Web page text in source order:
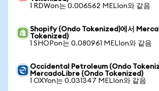
1 RDWon는 0.006562 MELIon와 같음
Shopify (Ondo Tokenized)에서
Tokenized)
1 SHOPon는 0.080961 MELIon와 같음
Occidental Petroleum (Ondo
MercadoLibre (Ondo Tokenized)
1 OXYon는 0.031347 MELIon와 같음